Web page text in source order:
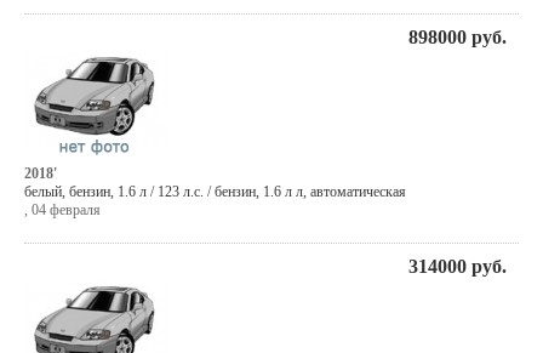
898000 руб.
2018'
белый, бензин, 1.6 л / 123 л.с. / бензин, 1.6 л л, автоматическая
, 04 февраля
314000 руб.